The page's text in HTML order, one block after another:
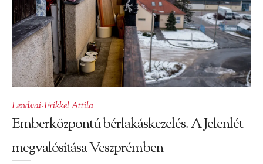
Lendvai-Frikkel Attila
Emberközpontú bérlakáskezelés. A Jelenlét
megvalósítása Veszprémben